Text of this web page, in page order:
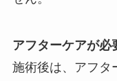
アフターケアが必
施術後は、アフタ